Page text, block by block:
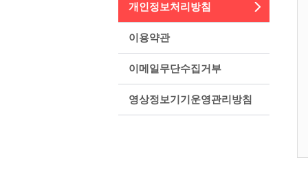
개인정보처리방침
이용약관
이메일무단수집거부
영상정보기기운영관리방침